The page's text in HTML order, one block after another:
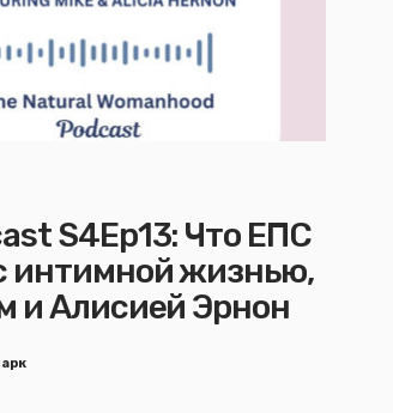
S4Ep13: Что ЕПС
интимной жизнью,
и Алисией Эрнон